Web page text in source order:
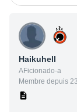
Haikuhell
AFicionado·a
Membre depuis